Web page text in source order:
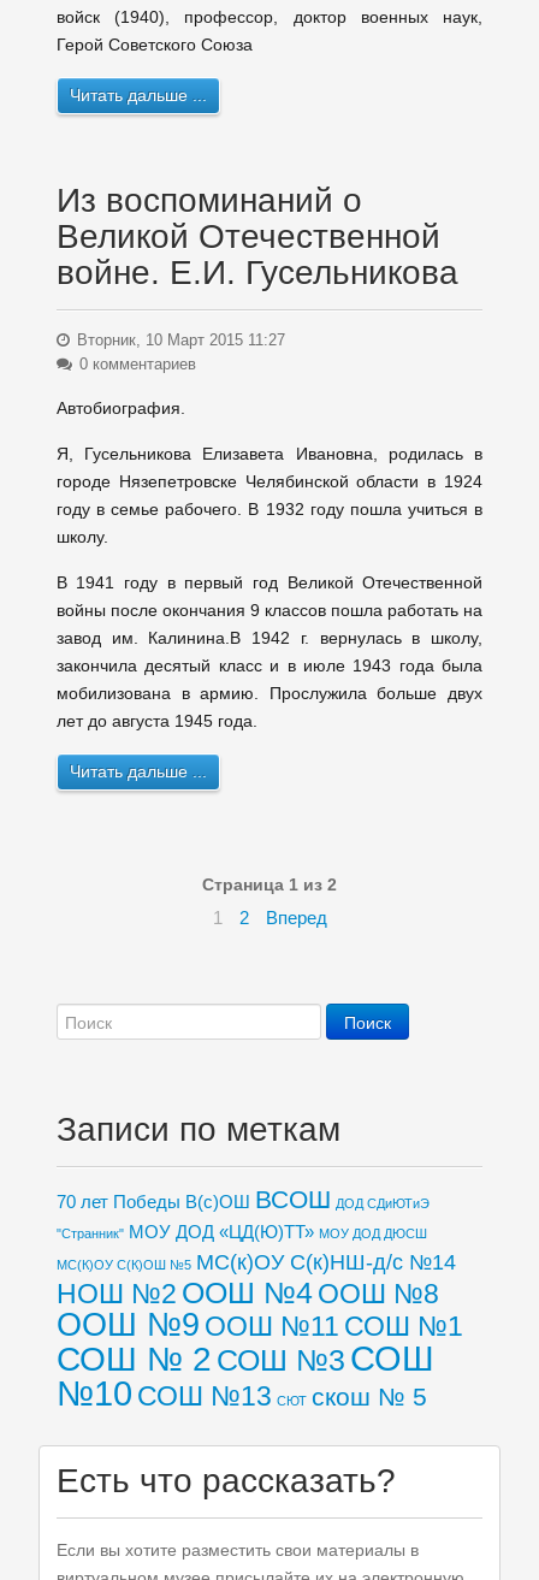
войск (1940), профессор, доктор военных наук,
Герой Советского Союза
Читать дальше ...
Из воспоминаний о
Великой Отечественной
войне. Е.И. Гусельникова
Вторник, 10 Март 2015 11:27
0 комментариев
Автобиография.
Я, Гусельникова Елизавета Ивановна, родилась в
городе Нязепетровске Челябинской области в 1924
году в семье рабочего. В 1932 году пошла учиться в
школу.
В 1941 году в первый год Великой Отечественной
войны после окончания 9 классов пошла работать на
завод им. Калинина.В 1942 г. вернулась в школу,
закончила десятый класс и в июле 1943 года была
мобилизована в армию. Прослужила больше двух
лет до августа 1945 года.
Читать дальше ...
Страница 1 из 2
1 2 Вперед
Записи по меткам
70 лет Победы В(с)ОШ ВСОШ ДОД СДиЮТиЭ
"Странник" МОУ ДОД «ЦД(Ю)ТТ» МОУ ДОД ДЮСШ
МС(К)ОУ С(К)ОШ №5 МС(к)ОУ С(к)НШ-д/с №14
НОШ №2 ООШ №4ООШ №8
ООШ №9 ООШ №11 СОШ №1
СОШ № 2 СОШ №3 СОШ
№10 СОШ №13 СЮТ скош № 5
Есть что рассказать?
Если вы хотите разместить свои материалы в